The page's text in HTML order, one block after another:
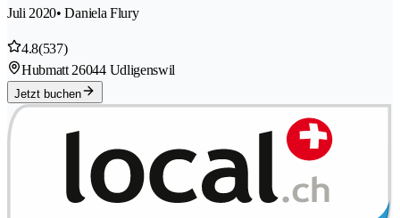
Juli 2020• Daniela Flury
4.8(537)
Hubmatt 26044 Udligenswil
Jetzt buchen